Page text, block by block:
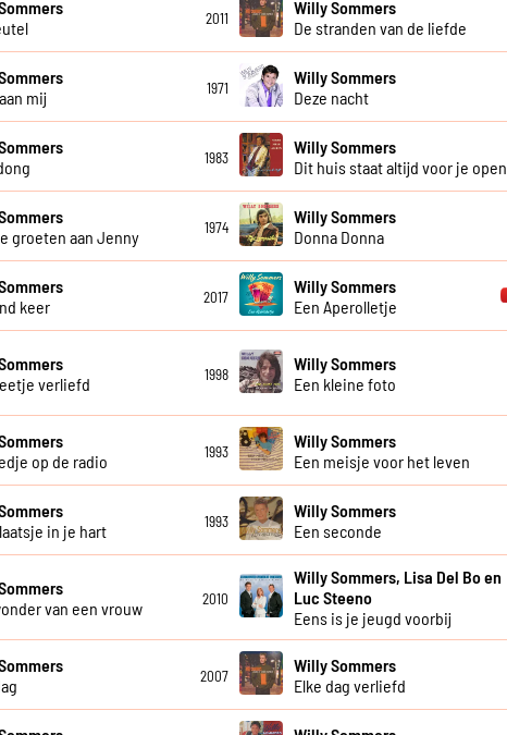
2011
Willy Sommers
De stranden van de liefde
mij
1971
Willy Sommers
Deze nacht
1983
Willy Sommers
Dit huis staat altijd voor je open
groeten aan Jenny
1974
Willy Sommers
Donna Donna
keer
2017
Willy Sommers
Een Aperolletje
verliefd
1998
Willy Sommers
Een kleine foto
op de radio
1993
Willy Sommers
Een meisje voor het leven
in je hart
1993
Willy Sommers
Een seconde
van een vrouw
2010
Willy Sommers, Lisa Del Bo en
Luc Steeno
Eens is je jeugd voorbij
2007
Willy Sommers
Elke dag verliefd